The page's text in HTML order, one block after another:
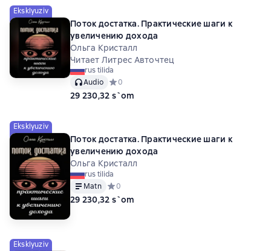
Eksklyuziv
Поток достатка. Практические шаги к
увеличению дохода
Ольга Кристалл
Читает Литрес Авточтец
rus tilida
Audio
Средний рейтинг 0 на основе 0 оценок
0
29 230,32 s`om
Eksklyuziv
Поток достатка. Практические шаги к
увеличению дохода
Ольга Кристалл
rus tilida
Matn
Средний рейтинг 0 на основе 0 оценок
0
29 230,32 s`om
Eksklyuziv